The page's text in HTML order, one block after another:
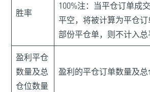
胜率
100%注：当平仓订单成
平空，将被计算为平仓
部份平仓单，则不计入总
盈利平仓
数量及总
仓位数量
盈利的平仓订单数量及总